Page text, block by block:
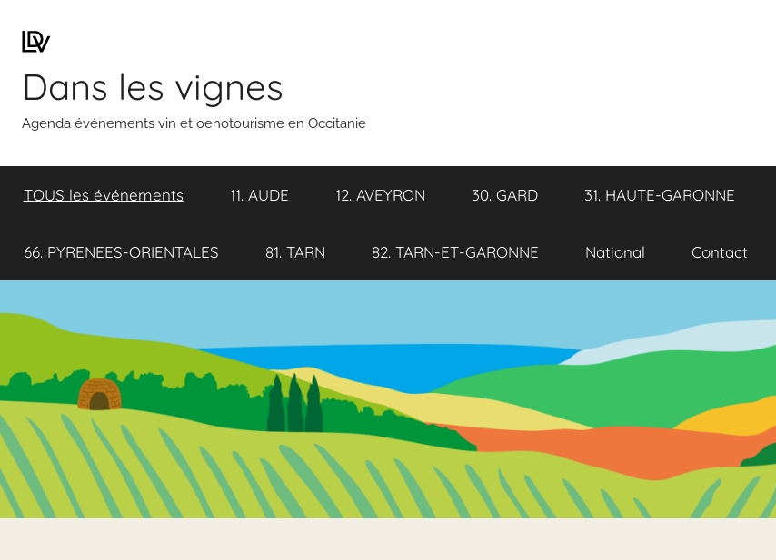
Dans les vignes
Agenda événements vin et oenotourisme en Occitanie
TOUS les événements 11. AUDE 12. AVEYRON 30. GARD 31. HAUTE-GARONNE
66. PYRENEES-ORIENTALES 81. TARN 82. TARN-ET-GARONNE National Contact